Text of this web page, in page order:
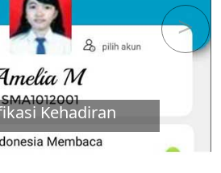
Kehadiran
Next